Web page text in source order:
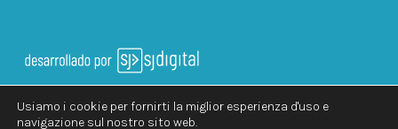
@2026 Provincia Europea della Società di Maria
Usiamo i cookie per fornirti la miglior esperienza d'uso e
navigazione sul nostro sito web.